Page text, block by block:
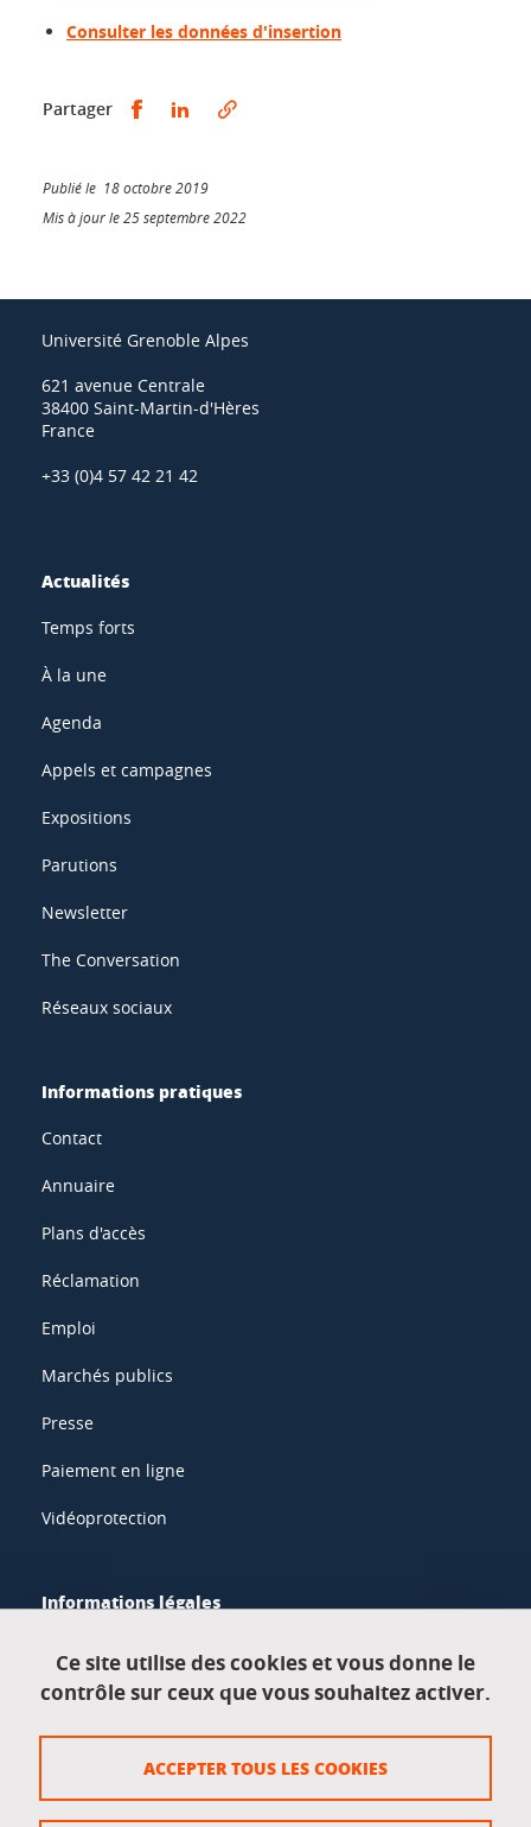
Consulter les données d'insertion
Partager Partager sur Facebook
Partager sur LinkedIn
Publié le 18 octobre 2019
Mis à jour le 25 septembre 2022
Université Grenoble Alpes
621 avenue Centrale
38400 Saint-Martin-d'Hères
France
+33 (0)4 57 42 21 42
Actualités
Temps forts
À la une
Agenda
Appels et campagnes
Expositions
Parutions
Newsletter
The Conversation
Réseaux sociaux
Informations pratiques
Contact
Annuaire
Plans d'accès
Réclamation
Emploi
Marchés publics
Presse
Paiement en ligne
Vidéoprotection
Informations légales
Données personnelles
Crédits
Ce site utilise des cookies et vous donne le
contrôle sur ceux que vous souhaitez activer.
ACCEPTER TOUS LES COOKIES